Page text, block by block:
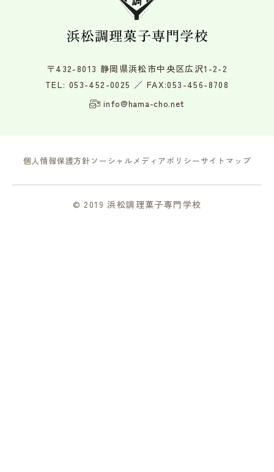
〒432-8013 静岡県浜松市中央区広沢1-2-2
TEL: 053-452-0025 ／ FAX:053-456-8708
info@hama-cho.net
個人情報保護方針ソーシャルメディアポリシーサイトマップ
© 2019 浜松調理菓子専門学校